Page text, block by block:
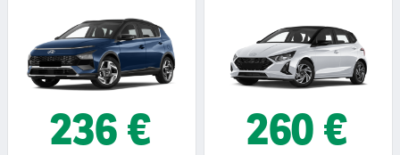
236 € 260 €